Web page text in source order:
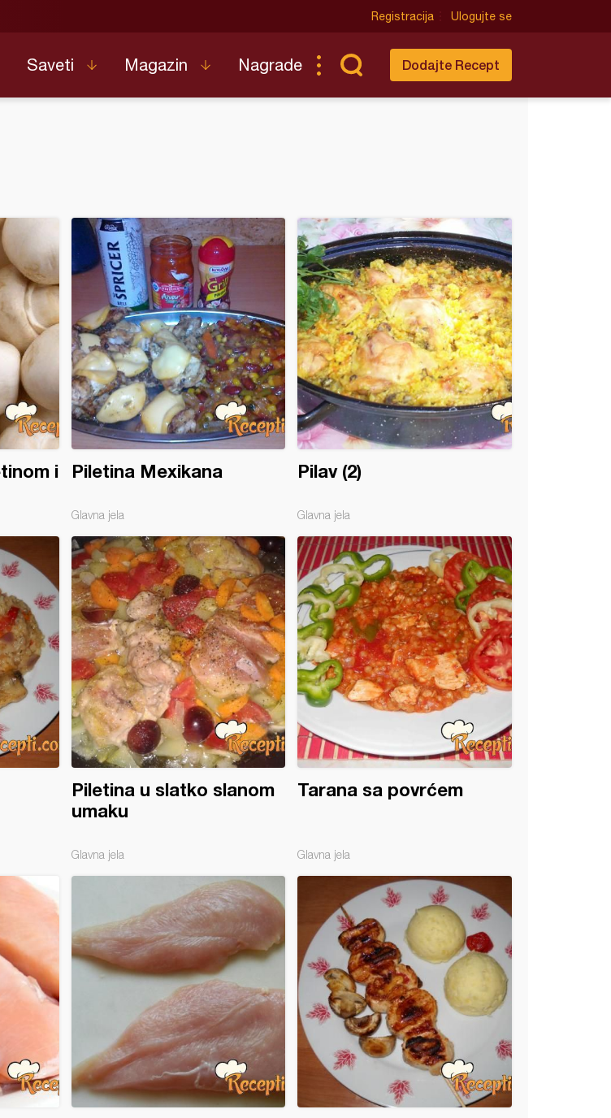
Registracija Ulogujte se
Saveti Magazin Nagrade Dodajte Recept
i
Piletina Mexikana
Glavna jela
Pilav (2)
Glavna jela
Piletina u slatko slanom
umaku
Glavna jela
Tarana sa povrćem
Glavna jela